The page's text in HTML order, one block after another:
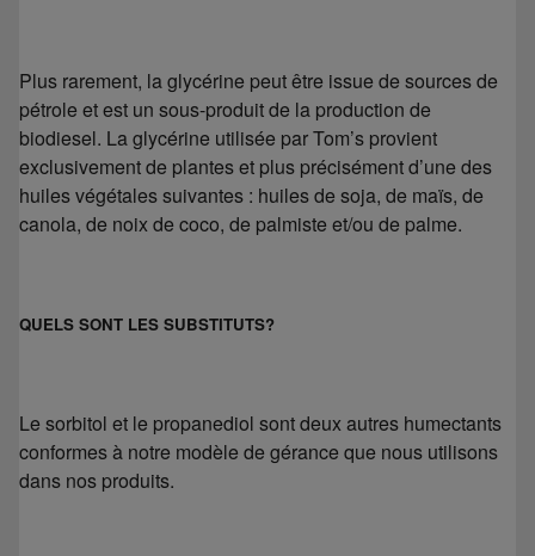
Plus rarement, la glycérine peut être issue de sources de
pétrole et est un sous-produit de la production de
biodiesel. La glycérine utilisée par Tom’s provient
exclusivement de plantes et plus précisément d’une des
huiles végétales suivantes : huiles de soja, de maïs, de
canola, de noix de coco, de palmiste et/ou de palme.
QUELS SONT LES SUBSTITUTS?
Le sorbitol et le propanediol sont deux autres humectants
conformes à notre modèle de gérance que nous utilisons
dans nos produits.